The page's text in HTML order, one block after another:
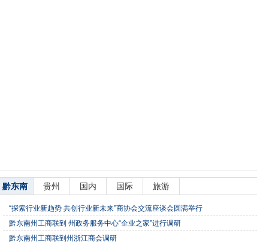
黔东南 贵州 国内 国际 旅游
“探索行业新趋势 共创行业新未来”商协会交流座谈会圆满举行
黔东南州工商联到 州政务服务中心“企业之家”进行调研
黔东南州工商联到州浙江商会调研